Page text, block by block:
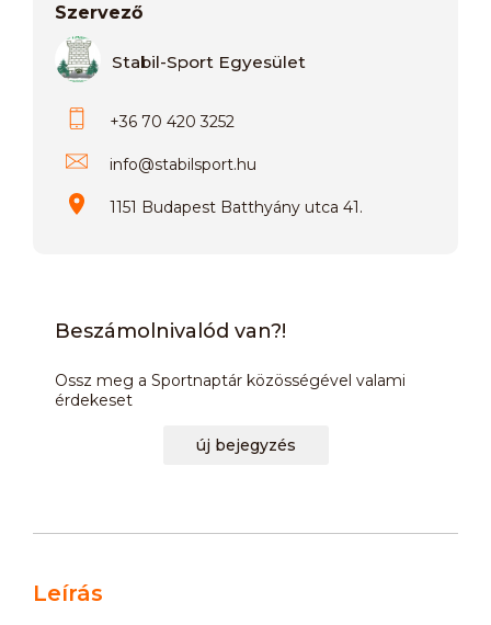
Szervező
Stabil-Sport Egyesület
+36 70 420 3252
info@stabilsport.hu
1151 Budapest Batthyány utca 41.
Beszámolnivalód van?!
Ossz meg a Sportnaptár közösségével valami
érdekeset
új bejegyzés
Leírás